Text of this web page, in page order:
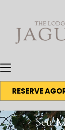
RESERVE
Seu